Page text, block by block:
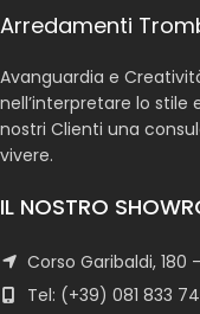
Arredamenti
Avanguardia e
nell’interpretare lo stile
nostri Clienti una
vivere.
IL NOSTRO
Corso Garibaldi, 180
Tel: (+39) 081 833